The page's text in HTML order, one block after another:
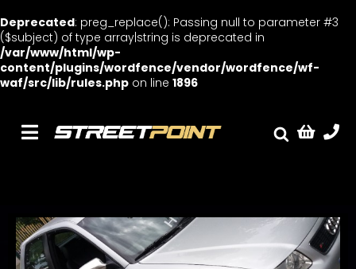
Deprecated: preg_replace(): Passing null to parameter #3
($subject) of type array|string is deprecated in
/var/www/html/wp-
content/plugins/wordfence/vendor/wordfence/wf-
waf/src/lib/rules.php on line 1896
content
Toggle
Streetcars
Sænkning